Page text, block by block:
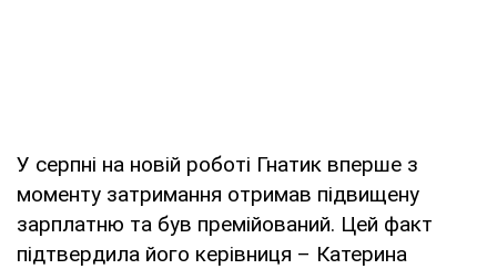
У серпні на новій роботі Гнатик вперше з
моменту затримання отримав підвищену
зарплатню та був премійований. Цей факт
підтвердила його керівниця – Катерина